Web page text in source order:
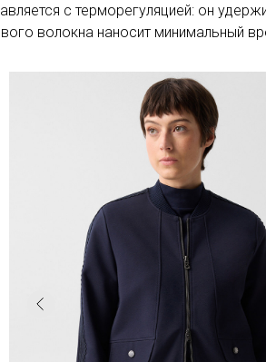
с терморегуляцией: он
волокна наносит минимальный